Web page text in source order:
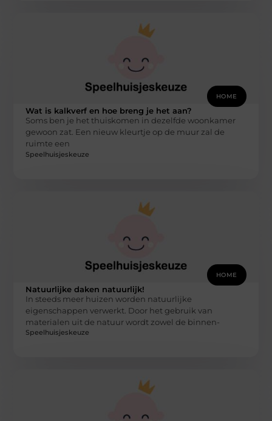
HOME
Wat is kalkverf en hoe breng je het aan?
Soms ben je het thuiskomen in dezelfde woonkamer
gewoon zat. Een nieuw kleurtje op de muur zal de
ruimte een
Speelhuisjeskeuze
HOME
Natuurlijke daken natuurlijk!
In steeds meer huizen worden natuurlijke
eigenschappen verwerkt. Door het gebruik van
materialen uit de natuur wordt zowel de binnen-
Speelhuisjeskeuze